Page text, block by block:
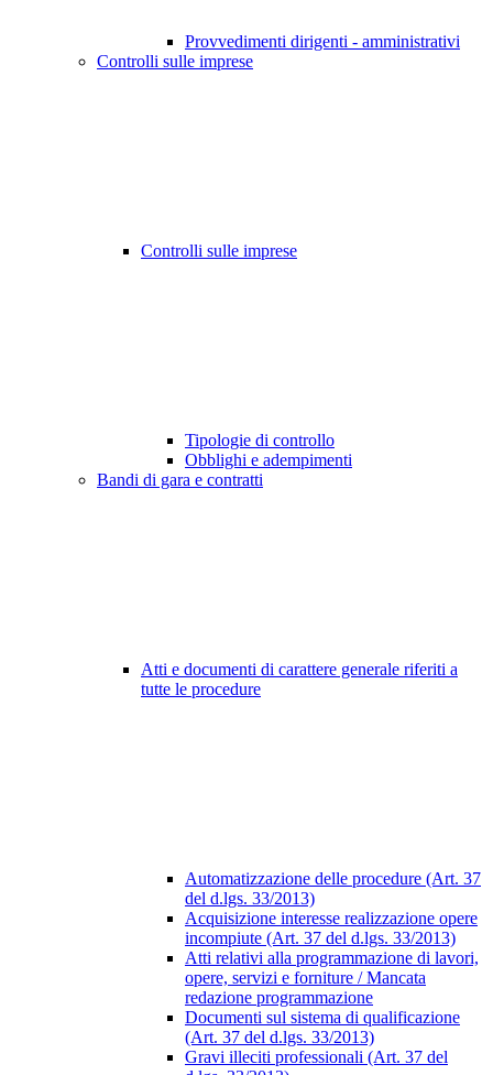
Provvedimenti dirigenti - amministrativi
Controlli sulle imprese
Controlli sulle imprese
Tipologie di controllo
Obblighi e adempimenti
Bandi di gara e contratti
Atti e documenti di carattere generale riferiti a
tutte le procedure
Automatizzazione delle procedure (Art. 37
del d.lgs. 33/2013)
Acquisizione interesse realizzazione opere
incompiute (Art. 37 del d.lgs. 33/2013)
Atti relativi alla programmazione di lavori,
opere, servizi e forniture / Mancata
redazione programmazione
Documenti sul sistema di qualificazione
(Art. 37 del d.lgs. 33/2013)
Gravi illeciti professionali (Art. 37 del